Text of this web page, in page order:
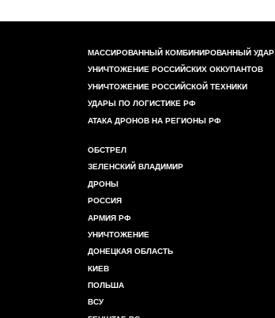
МАССИРОВАННЫЙ КОМБИНИРОВАННЫЙ УДАР
УНИЧТОЖЕНИЕ РОССИЙСКИХ ОККУПАНТОВ
УНИЧТОЖЕНИЕ РОССИЙСКОЙ ТЕХНИКИ
УДАРЫ ПО ЛОГИСТИКЕ РФ
АТАКА ДРОНОВ НА РЕГИОНЫ РФ
ОБСТРЕЛ
ЗЕЛЕНСКИЙ ВЛАДИМИР
ДРОНЫ
РОССИЯ
АРМИЯ РФ
УНИЧТОЖЕНИЕ
ДОНЕЦКАЯ ОБЛАСТЬ
КИЕВ
ПОЛЬША
ВСУ